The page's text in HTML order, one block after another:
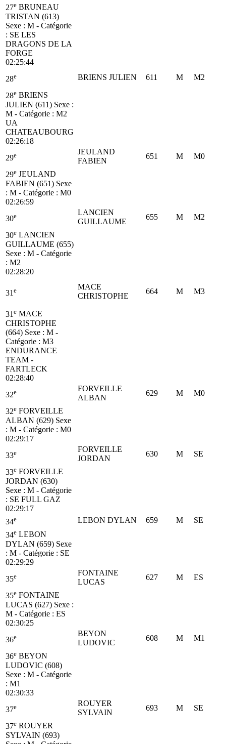
27e BRUNEAU
TRISTAN (613)
Sexe : M - Catégorie
: SE LES
DRAGONS DE LA
FORGE
02:25:44
28e BRIENS JULIEN 611 M M2
28e BRIENS
JULIEN (611) Sexe :
M - Catégorie : M2
UA
CHATEAUBOURG
02:26:18
29e
JEULAND
FABIEN
651 M M0
29e JEULAND
FABIEN (651) Sexe
: M - Catégorie : M0
02:26:59
30e
LANCIEN
GUILLAUME
655 M M2
30e LANCIEN
GUILLAUME (655)
Sexe : M - Catégorie
: M2
02:28:20
31 e
MACE
CHRISTOPHE
664 M M3
31 e MACE
CHRISTOPHE
(664) Sexe : M -
Catégorie : M3
ENDURANCE
TEAM -
FARTLECK
02:28:40
32e
FORVEILLE
ALBAN
629 M M0
32e FORVEILLE
ALBAN (629) Sexe
: M - Catégorie : M0
02:29:17
33e
FORVEILLE
JORDAN
630 M SE
33e FORVEILLE
JORDAN (630)
Sexe : M - Catégorie
: SE FULL GAZ
02:29:17
34e LEBON DYLAN 659 M
SE
34e LEBON
DYLAN (659) Sexe
: M - Catégorie : SE
02:29:29
35e
FONTAINE
LUCAS
627 M ES
35e FONTAINE
LUCAS (627) Sexe :
M - Catégorie : ES
02:30:25
36e
BEYON
LUDOVIC
608 M M1
36e BEYON
LUDOVIC (608)
Sexe : M - Catégorie
: M1
02:30:33
37e
ROUYER
SYLVAIN
693 M SE
37e ROUYER
SYLVAIN (693)